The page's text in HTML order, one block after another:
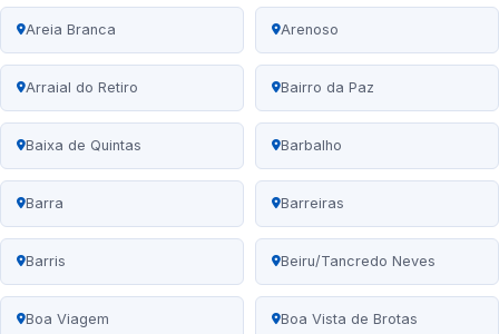
Areia Branca Arenoso
Arraial do Retiro Bairro da Paz
Baixa de Quintas Barbalho
Barra Barreiras
Barris Beiru/Tancredo Neves
Boa Viagem Boa Vista de Brotas